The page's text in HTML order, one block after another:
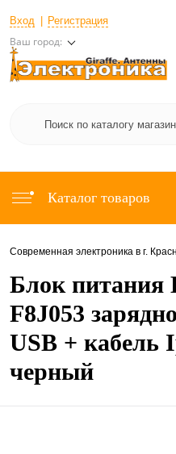
Вход Регистрация
Ваш город:
Каталог товаров
Современная электроника в г.
Блок питания
F8J053
USB + кабель
черный